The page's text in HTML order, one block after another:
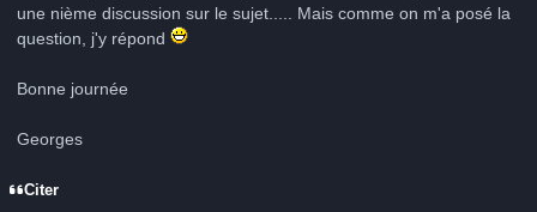
une nième discussion sur le sujet..... Mais comme on m'a posé la
question, j'y répond
Bonne journée
Georges
Citer